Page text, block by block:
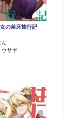
の苗床旅行記
ん
ウサギ